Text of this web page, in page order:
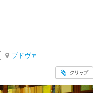
ブドヴァ
クリップ